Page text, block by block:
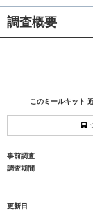
調査概要
このミールキット
事前調査
調査期間
更新日